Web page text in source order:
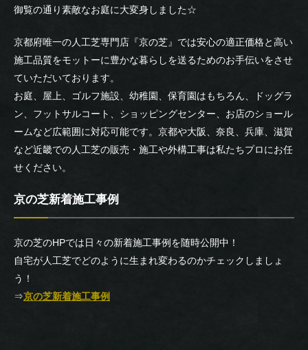
御覧の通り素敵なお庭に大変身しました☆
京都府唯一の人工芝専門店『京の芝』では安心の適正価格と高い
施工品質をモットーに豊かな暮らしを送るためのお手伝いをさせ
ていただいております。
お庭、屋上、ゴルフ施設、幼稚園、保育園はもちろん、ドッグラ
ン、フットサルコート、ショッピングセンター、お店のショール
ームなど広範囲に対応可能です。京都や大阪、奈良、兵庫、滋賀
など近畿での人工芝の販売・施工や外構工事は私たちプロにお任
せください。
京の芝新着施工事例
京の芝のHPでは日々の新着施工事例を随時公開中！
自宅が人工芝でどのように生まれ変わるのかチェックしましょ
う！
⇒京の芝新着施工事例